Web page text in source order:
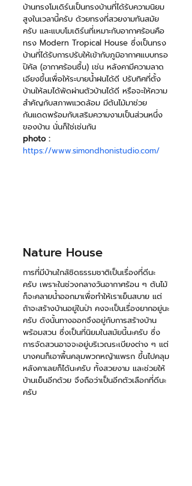
บ้านทรงโมเดิร์นเป็นทรงบ้านที่ได้รับความนิยม
สูงในเวลานี้ครับ ด้วยทรงที่สวยงามทันสมัย
ครับ และแบบโมเดิร์นที่เหมาะกับอากาศร้อนคือ
ทรง Modern Tropical House ซึ่งเป็นทรง
บ้านที่ได้รับการปรับให้เข้ากับภูมิอากาศแบบทรอ
ปิคัล (อากาศร้อนชื้น) เช่น หลังคามีความลาด
เอียงขึ้นเพื่อให้ระบายน้ำฝนได้ดี ปรับทิศที่ตั้ง
บ้านให้ลมได้พัดผ่านตัวบ้านได้ดี หรือจะให้ความ
สำคัญกับสภาพแวดล้อม มีต้นไม้มาช่วย
กันแดดพร้อมกับเสริมความงามเป็นส่วนหนึ่ง
ของบ้าน นั่นก็ใช่เช่นกัน
photo :
https://www.simondhonistudio.com/
Nature House
การที่มีบ้านใกล้ชิดธรรมชาติเป็นเรื่องที่ดีนะ
ครับ เพราะในช่วงกลางวันอากาศร้อน ๆ ต้นไม้
ก็จะคลายน้ำออกมาเพื่อทำให้เราเย็นสบาย แต่
ถ้าจะสร้างบ้านอยู่ในป่า คงจะเป็นเรื่องยากอยู่นะ
ครับ ดังนั้นทางออกจึงอยู่กับการสร้างบ้าน
พร้อมสวน ซึ่งเป็นที่นิยมในสมัยนี้นะครับ ซึ่ง
การจัดสวนอาจจะอยู่บริเวณระเบียงต่าง ๆ แต่
บางคนก็เอาพื้นคลุมพวกหญ้าแพรก ขึ้นไปคลุม
หลังคาเลยก็ได้นะครับ ทั้งสวยงาม และช่วยให้
บ้านเย็นอีกด้วย จึงถือว่าเป็นอีกตัวเลือกที่ดีนะ
ครับ